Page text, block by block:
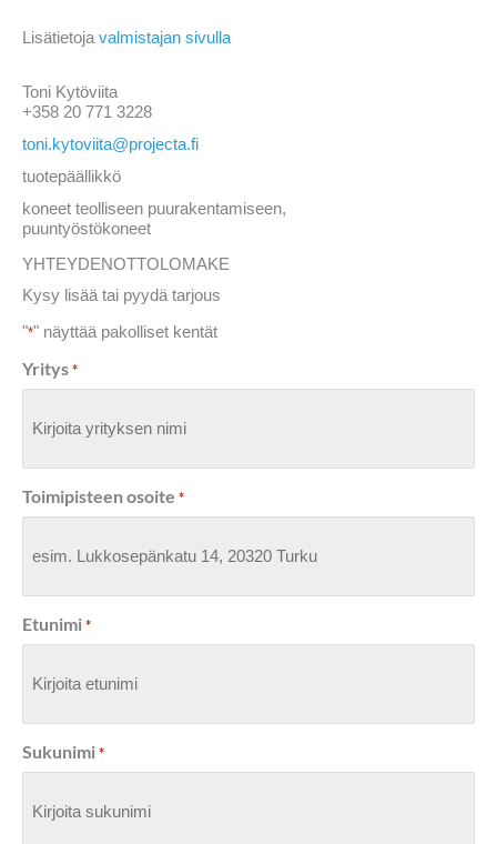
Lisätietoja valmistajan sivulla
Toni Kytöviita
+358 20 771 3228
toni.kytoviita@projecta.fi
tuotepäällikkö
koneet teolliseen puurakentamiseen,
puuntyöstökoneet
YHTEYDENOTTOLOMAKE
Kysy lisää tai pyydä tarjous
"*" näyttää pakolliset kentät
Yritys *
Toimipisteen osoite *
Etunimi *
Sukunimi *